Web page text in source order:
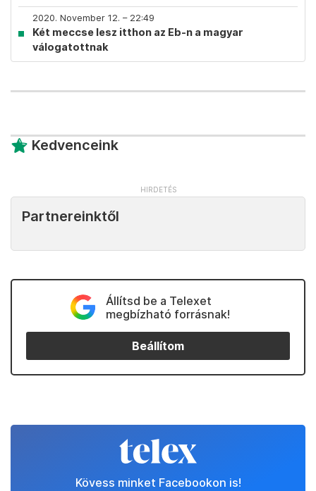
2020. November 12. – 22:49
Két meccse lesz itthon az Eb-n a magyar
válogatottnak
Kedvenceink
Partnereinktől
Állítsd be a Telexet
megbízható forrásnak!
Beállítom
Kövess minket Facebookon is!